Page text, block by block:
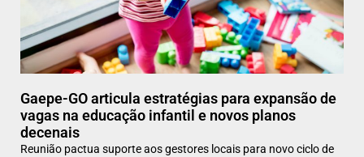
Gaepe-GO articula estratégias para expansão de
vagas na educação infantil e novos planos
decenais
Reunião pactua suporte aos gestores locais para novo ciclo de